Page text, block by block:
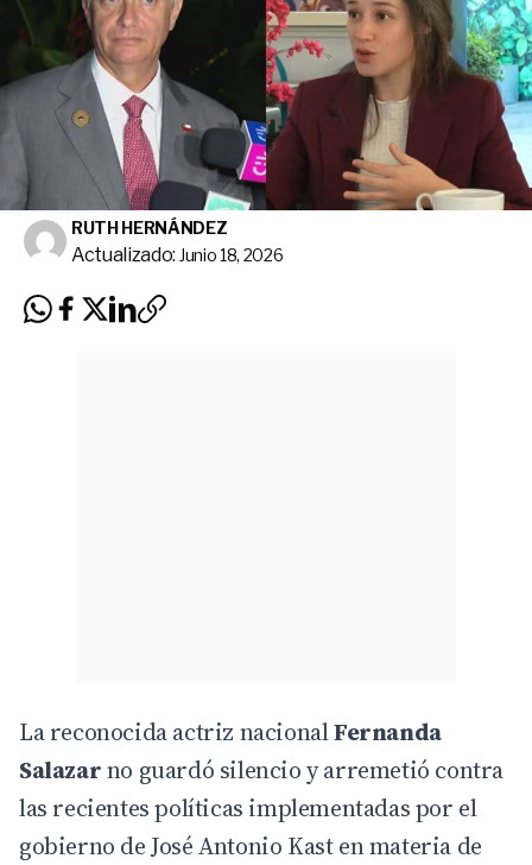
RUTH HERNÁNDEZ
Actualizado: Junio 18, 2026
La reconocida actriz nacionalFernanda
Salazarno guardó silencio y arremetió contra
las recientes políticas implementadas por el
gobierno de José Antonio Kast en materia de